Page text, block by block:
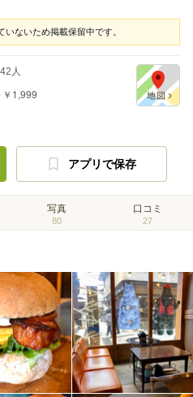
ないため掲載保留中です。
人
￥1,999
アプリで保存
写真
80
口コミ
27